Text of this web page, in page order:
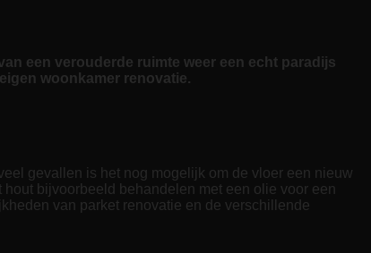
een verouderde ruimte weer een echt paradijs
woonkamer renovatie.
gevallen is het nog mogelijk om de vloer een nieuw
bijvoorbeeld behandelen met een olie voor een
van parket renovatie en de verschillende